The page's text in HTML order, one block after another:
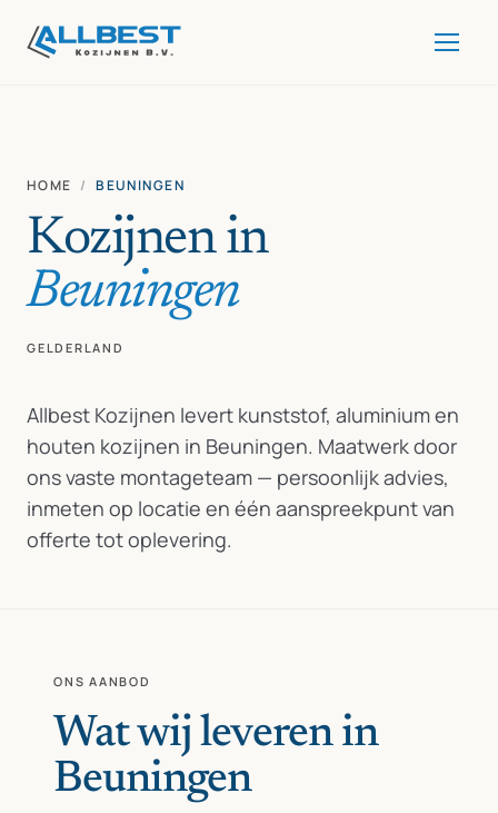
HOME / BEUNINGEN
Kozijnen in
Beuningen
GELDERLAND
Allbest Kozijnen levert kunststof, aluminium en
houten kozijnen in Beuningen. Maatwerk door
ons vaste montageteam — persoonlijk advies,
inmeten op locatie en één aanspreekpunt van
offerte tot oplevering.
ONS AANBOD
Wat wij leveren in
Beuningen